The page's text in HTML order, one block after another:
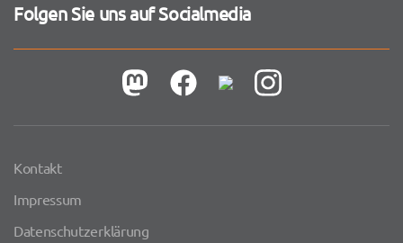
Folgen Sie uns auf Socialmedia
Kontakt
Impressum
Datenschutzerklärung